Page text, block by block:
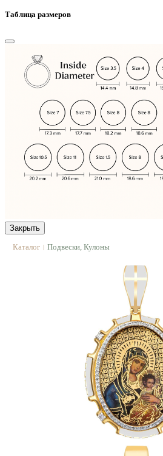
Таблица размеров
Закрыть
Каталог | Подвески, Кулоны